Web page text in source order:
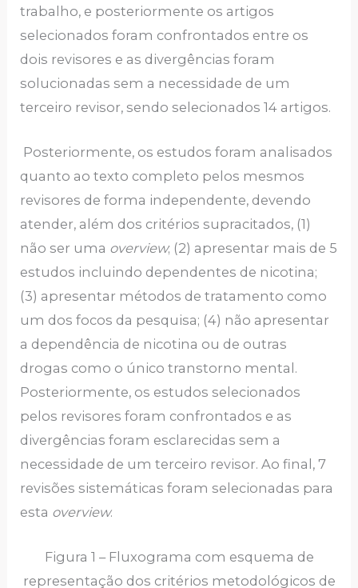
trabalho, e posteriormente os artigos
selecionados foram confrontados entre os
dois revisores e as divergências foram
solucionadas sem a necessidade de um
terceiro revisor, sendo selecionados 14 artigos.
Posteriormente, os estudos foram analisados
quanto ao texto completo pelos mesmos
revisores de forma independente, devendo
atender, além dos critérios supracitados, (1)
não ser uma overview; (2) apresentar mais de 5
estudos incluindo dependentes de nicotina;
(3) apresentar métodos de tratamento como
um dos focos da pesquisa; (4) não apresentar
a dependência de nicotina ou de outras
drogas como o único transtorno mental.
Posteriormente, os estudos selecionados
pelos revisores foram confrontados e as
divergências foram esclarecidas sem a
necessidade de um terceiro revisor. Ao final, 7
revisões sistemáticas foram selecionadas para
esta overview.
Figura 1 – Fluxograma com esquema de
representação dos critérios metodológicos de